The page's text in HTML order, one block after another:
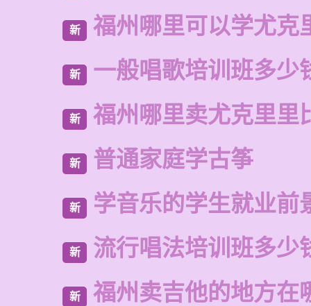
新 福州哪里可以学尤克
新 一般唱歌培训班多少
新 福州哪里卖尤克里里
新 普通家庭学古筝
新 学音乐的学生就业前
新 流行唱法培训班多少
新 福州卖吉他的地方在